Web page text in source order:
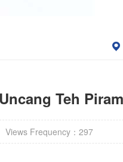
Teh
Views Frequency： 297